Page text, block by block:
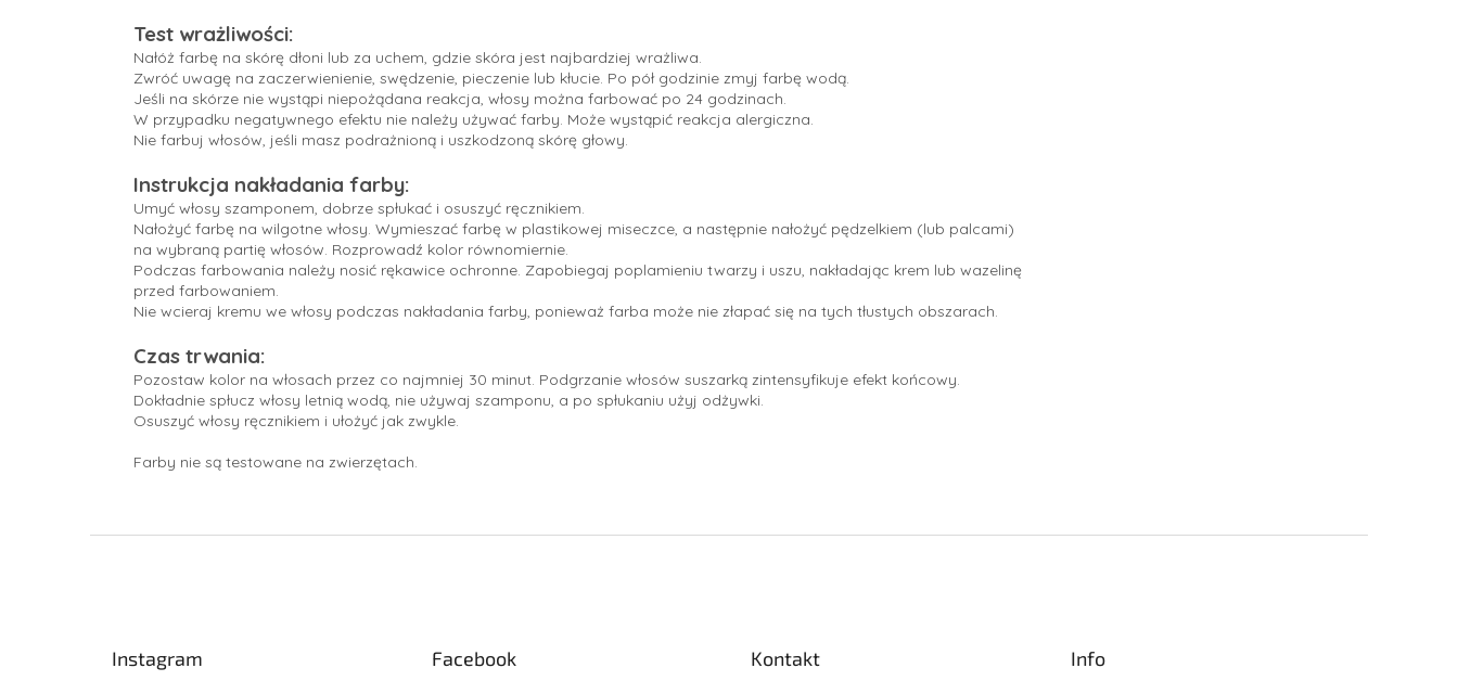
Test wrażliwości:
Nałóż farbę na skórę dłoni lub za uchem, gdzie skóra jest najbardziej wrażliwa.
Zwróć uwagę na zaczerwienienie, swędzenie, pieczenie lub kłucie. Po pół godzinie zmyj farbę wodą.
Jeśli na skórze nie wystąpi niepożądana reakcja, włosy można farbować po 24 godzinach.
W przypadku negatywnego efektu nie należy używać farby. Może wystąpić reakcja alergiczna.
Nie farbuj włosów, jeśli masz podrażnioną i uszkodzoną skórę głowy.
Instrukcja nakładania farby:
Umyć włosy szamponem, dobrze spłukać i osuszyć ręcznikiem.
Nałożyć farbę na wilgotne włosy. Wymieszać farbę w plastikowej miseczce, a następnie nałożyć pędzelkiem (lub palcami)
na wybraną partię włosów. Rozprowadź kolor równomiernie.
Podczas farbowania należy nosić rękawice ochronne. Zapobiegaj poplamieniu twarzy i uszu, nakładając krem lub wazelinę
przed farbowaniem.
Nie wcieraj kremu we włosy podczas nakładania farby, ponieważ farba może nie złapać się na tych tłustych obszarach.
Czas trwania:
Pozostaw kolor na włosach przez co najmniej 30 minut. Podgrzanie włosów suszarką zintensyfikuje efekt końcowy.
Dokładnie spłucz włosy letnią wodą, nie używaj szamponu, a po spłukaniu użyj odżywki.
Osuszyć włosy ręcznikiem i ułożyć jak zwykle.
Farby nie są testowane na zwierzętach.
Instagram Facebook Kontakt Info